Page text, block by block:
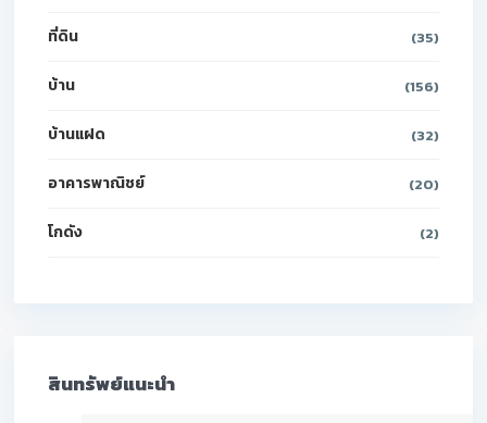
ที่ดิน (35)
บ้าน (156)
บ้านแฝด (32)
อาคารพาณิชย์ (20)
โกดัง (2)
สินทรัพย์แนะนำ